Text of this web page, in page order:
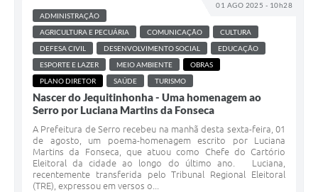
01 AGO 2025 - 10h28
ADMINISTRAÇÃO
AGRICULTURA E PECUÁRIA
COMUNICAÇÃO
CULTURA
DEFESA CIVIL
DESENVOLVIMENTO SOCIAL
EDUCAÇÃO
ESPORTE E LAZER
MEIO AMBIENTE
OBRAS
PLANO DIRETOR
SAÚDE TURISMO
Nascer do Jequitinhonha - Uma homenagem ao
Serro por Luciana Martins da Fonseca
A Prefeitura de Serro recebeu na manhã desta sexta-feira, 01
de agosto, um poema-homenagem escrito por Luciana
Martins da Fonseca, que atuou como Chefe do Cartório
Eleitoral da cidade ao longo do último ano. Luciana,
recentemente transferida pelo Tribunal Regional Eleitoral
(TRE), expressou em versos o...